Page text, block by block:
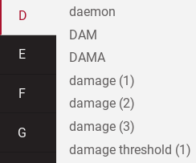
D
E
F
G
daemon
DAM
DAMA
damage (1)
damage (2)
damage (3)
damage threshold (1)